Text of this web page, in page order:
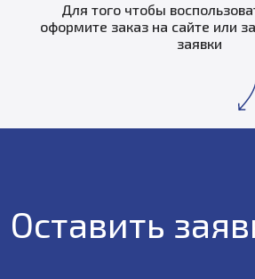
Для того чтобы
оформите заказ на сайте или
заявки
Оставить